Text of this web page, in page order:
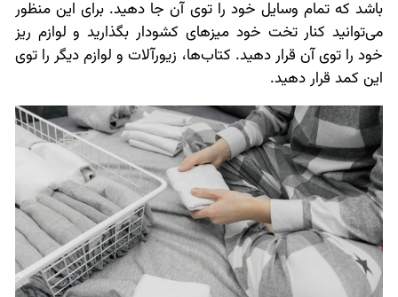
باشد که تمام وسایل خود را توی آن جا دهید. برای این منظور
می‌توانید کنار تخت خود میزهای کشودار بگذارید و لوازم ریز
خود را توی آن قرار دهید. کتاب‌ها، زیورآلات و لوازم دیگر را توی
این کمد قرار دهید.